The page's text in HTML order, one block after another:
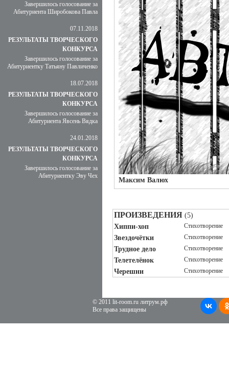
Завершилось голосование за
Абитуриента Широбокова Павла
07.11.2018
РЕЗУЛЬТАТЫ ТВОРЧЕСКОГО
КОНКУРСА
Завершилось голосование за
Абитуриентку Татьяну Павличенко
18.07.2018
РЕЗУЛЬТАТЫ ТВОРЧЕСКОГО
КОНКУРСА
Завершилось голосование за
Абитуриента Явсень Вядка
24.01.2018
РЕЗУЛЬТАТЫ ТВОРЧЕСКОГО
КОНКУРСА
Завершилось голосование за
Абитуриентку Эву Чех
Максим Валюх
ПРОИЗВЕДЕНИЯ (5)
Хиппи-хоп
Стихотворение
Звездочётки Стихотворение
Трудное дело Стихотворение
Телетелёнок Стихотворение
Черешни Стихотворение
© 2011 lit-room.ru литрум.рф
Все права защищены